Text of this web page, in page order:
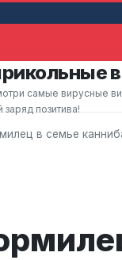
заметил
самые вирусные
позитива!
в семье